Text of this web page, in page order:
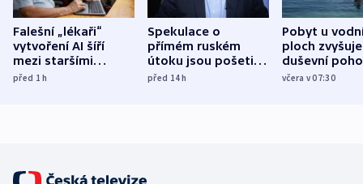
Falešní „lékaři“
vytvoření AI šíří
mezi staršími
Poláky nebezpečné
před 1h
Spekulace o
přímém ruském
útoku jsou pošetilé,
míní estonský
před 14h
Pobyt u
ploch zvyšuje
duševní
ukázala
včera v 07:30